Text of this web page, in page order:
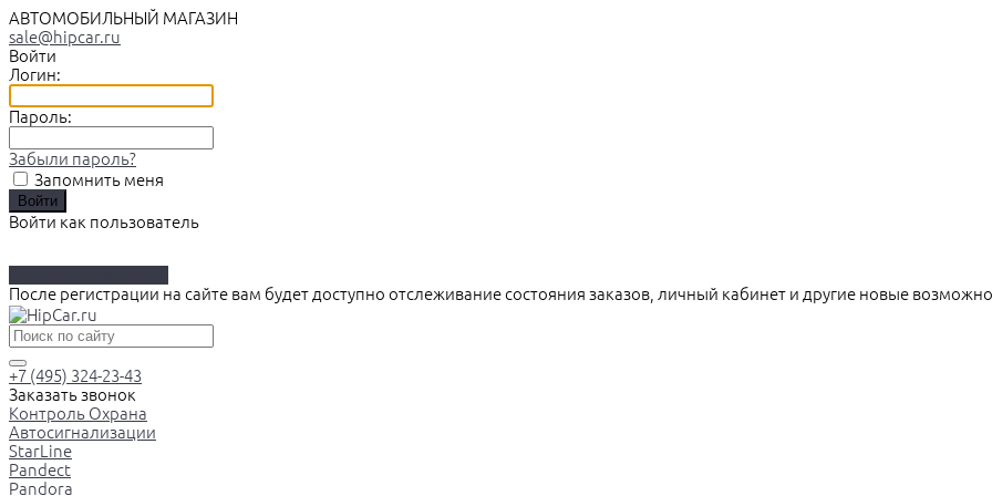
АВТОМОБИЛЬНЫЙ МАГАЗИН
sale@hipcar.ru
Войти
Логин:
Пароль:
Забыли пароль?
Запомнить меня
Войти как пользователь
После регистрации на сайте вам будет доступно отслеживание состояния заказов, личный кабинет и другие новые
+7 (495) 324-23-43
Заказать звонок
Контроль Охрана
Автосигнализации
StarLine
Pandect
Pandora